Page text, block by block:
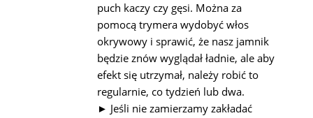
puch kaczy czy gęsi. Można za
pomocą trymera wydobyć włos
okrywowy i sprawić, że nasz jamnik
będzie znów wyglądał ładnie, ale aby
efekt się utrzymał, należy robić to
regularnie, co tydzień lub dwa.
► Jeśli nie zamierzamy zakładać